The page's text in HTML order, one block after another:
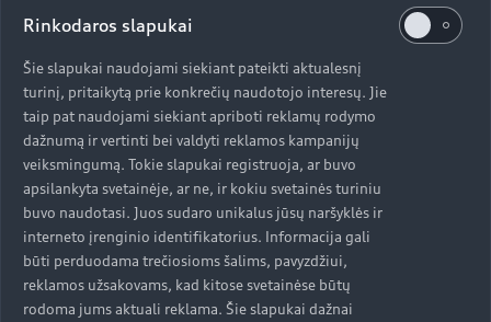
Aukštyn
Modeliai
Visi modeliai
e-tron
Įsigyti Audi
Specialūs pasiūlymai
Audi servisas
Rinkodaros slapukai
Šie slapukai naudojami siekiant pateikti aktualesnį
turinį, pritaikytą prie konkrečių naudotojo interesų. Jie
taip pat naudojami siekiant apriboti reklamų rodymo
dažnumą ir vertinti bei valdyti reklamos kampanijų
veiksmingumą. Tokie slapukai registruoja, ar buvo
apsilankyta svetainėje, ar ne, ir kokiu svetainės turiniu
buvo naudotasi. Juos sudaro unikalus jūsų naršyklės ir
interneto įrenginio identifikatorius. Informacija gali
būti perduodama trečiosioms šalims, pavyzdžiui,
reklamos užsakovams, kad kitose svetainėse būtų
rodoma jums aktuali reklama. Šie slapukai dažnai